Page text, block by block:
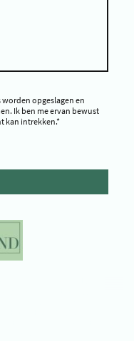
worden opgeslagen en
Ik ben me ervan bewust
kan intrekken.*